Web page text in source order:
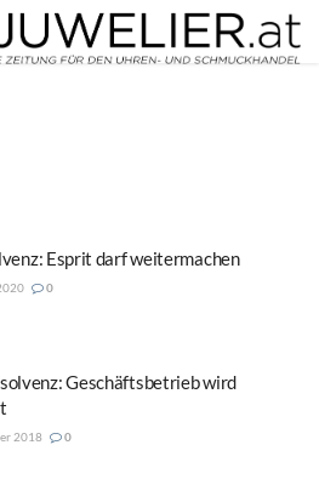
Esprit darf weitermachen
0
Geschäftsbetrieb wird
2018 0